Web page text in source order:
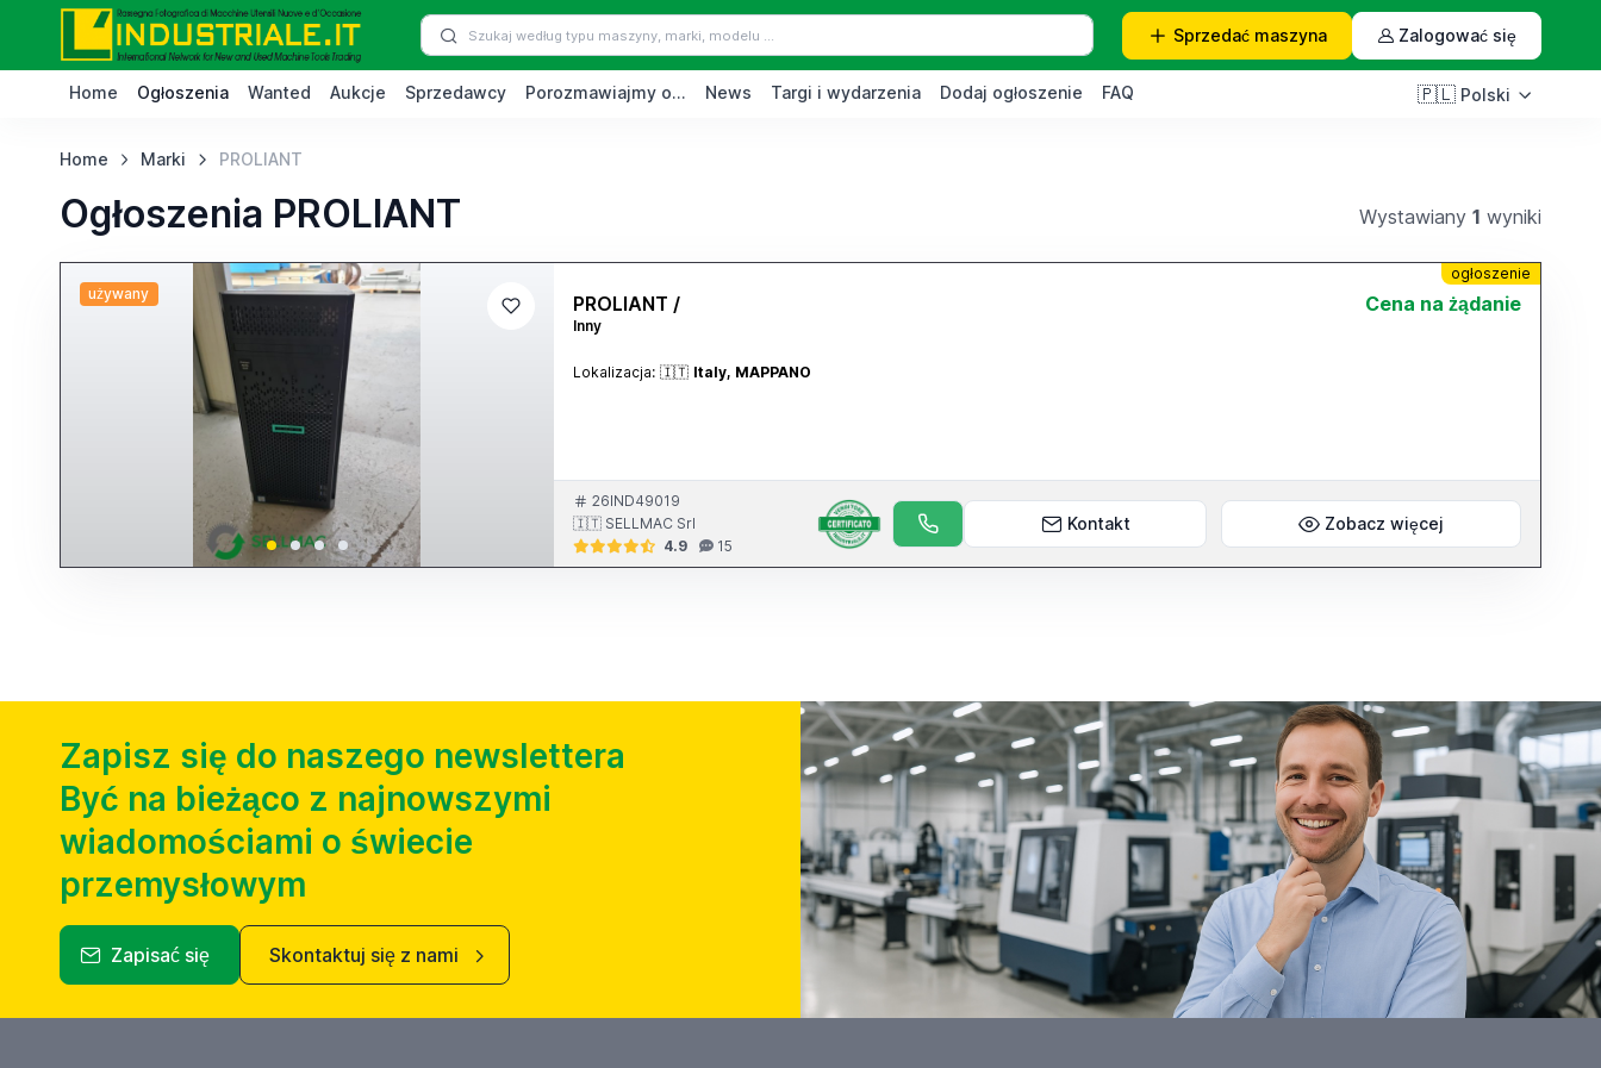
Sprzedać maszyna Zalogować się
Home Ogłoszenia Wanted Aukcje Sprzedawcy Porozmawiajmy o... News Targi i wydarzenia Dodaj ogłoszenie FAQ 🇵🇱 Polski
Home Marki PROLIANT
Ogłoszenia PROLIANT Wystawiany1 wyniki
używany
ogłoszenie
PROLIANT /
Inny
Cena na żądanie
Lokalizacja: 🇮🇹 Italy, MAPPANO
26IND49019
🇮🇹 SELLMAC Srl
4.9
15
Kontakt Zobacz więcej
Zapisz się do naszego newslettera
Być na bieżąco z najnowszymi
wiadomościami o świecie
przemysłowym
Zapisać się Skontaktuj się z nami